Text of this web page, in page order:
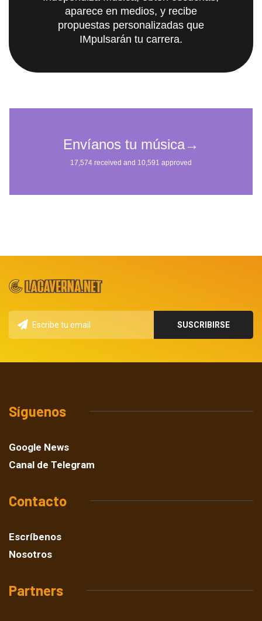
aparece en medios, y recibe
propuestas personalizadas que
IMpulsarán tu carrera.
Síguenos
Google News
Canal de Telegram
Contacto
Escríbenos
Nosotros
Partners